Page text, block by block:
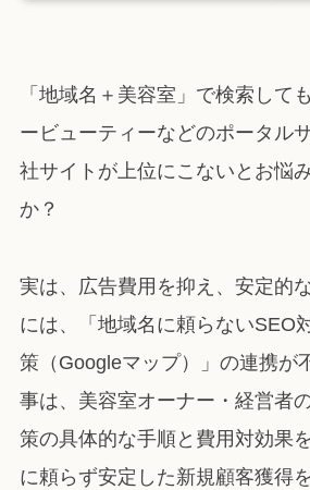
「地域名＋美容室」で検索して
ービューティーなどのポータル
社サイトが上位にこないとお悩
か？
実は、広告費用を抑え、安定的
には、「地域名に頼らないSEO
策（Googleマップ）」の連携が
事は、美容室オーナー・経営者
策の具体的な手順と費用対効果
に頼らず安定した新規顧客獲得